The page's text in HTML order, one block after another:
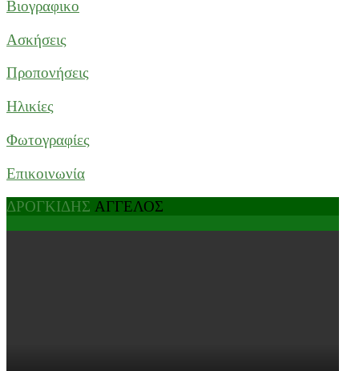
Βιογραφικο
Ασκήσεις
Προπονήσεις
Ηλικίες
Φωτογραφίες
Επικοινωνία
ΔΡΟΓΚΙΔΗΣ ΑΓΓΕΛΟΣ